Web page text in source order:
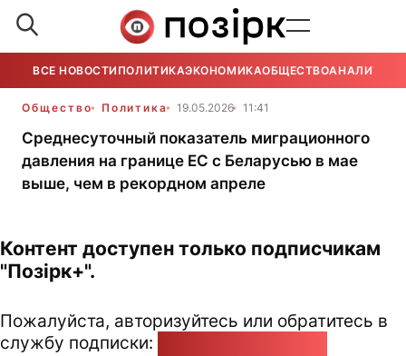
ВСЕ НОВОСТИ ПОЛИТИКАЭКОНОМИКАОБЩЕСТВОАНАЛИТИКА
Общество Политика 19.05.2026 11:41
Среднесуточный показатель миграционного
давления на границе ЕС с Беларусью в мае
выше, чем в рекордном апреле
Контент доступен только подписчикам
"Позірк+".
Пожалуйста, авторизуйтесь или обратитесь в
службу подписки: